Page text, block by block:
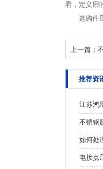
看，定义用
选购件
上一篇：
推荐资
江苏鸿
不锈钢
如何处
电接点